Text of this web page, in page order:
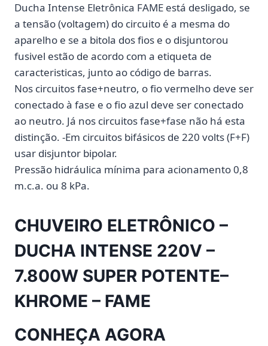
Ducha Intense Eletrônica FAME está desligado, se
a tensão (voltagem) do circuito é a mesma do
aparelho e se a bitola dos fios e o disjuntorou
fusivel estão de acordo com a etiqueta de
caracteristicas, junto ao código de barras.
Nos circuitos fase+neutro, o fio vermelho deve ser
conectado à fase e o fio azul deve ser conectado
ao neutro. Já nos circuitos fase+fase não há esta
distinção. -Em circuitos bifásicos de 220 volts (F+F)
usar disjuntor bipolar.
Pressão hidráulica mínima para acionamento 0,8
m.c.a. ou 8 kPa.
CHUVEIRO ELETRÔNICO –
DUCHA INTENSE 220V –
7.800W SUPER POTENTE–
KHROME – FAME
CONHEÇA AGORA